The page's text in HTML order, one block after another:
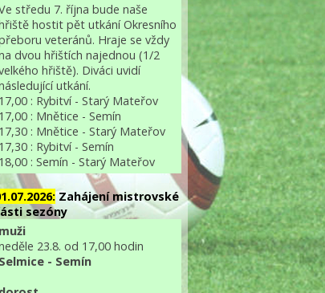
středu 7. října bude naše
hostit pět utkání Okresního
veteránů. Hraje se vždy
dvou hřištích najednou (1/2
hřiště). Diváci uvidí
utkání.
17,00 : Rybitví - Starý Mateřov
17,00 : Mnětice - Semín
17,30 : Mnětice - Starý Mateřov
17,30 : Rybitví - Semín
18,00 : Semín - Starý Mateřov
Zahájení mistrovské
sezóny
muži
23.8. od 17,00 hodin
Selmice - Semín